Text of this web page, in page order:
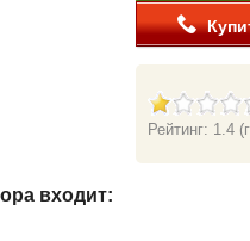
Рейтинг: 1.4
входит: